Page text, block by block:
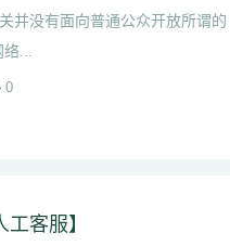
并没有面向普通公众开放所谓的
...
0
客服】